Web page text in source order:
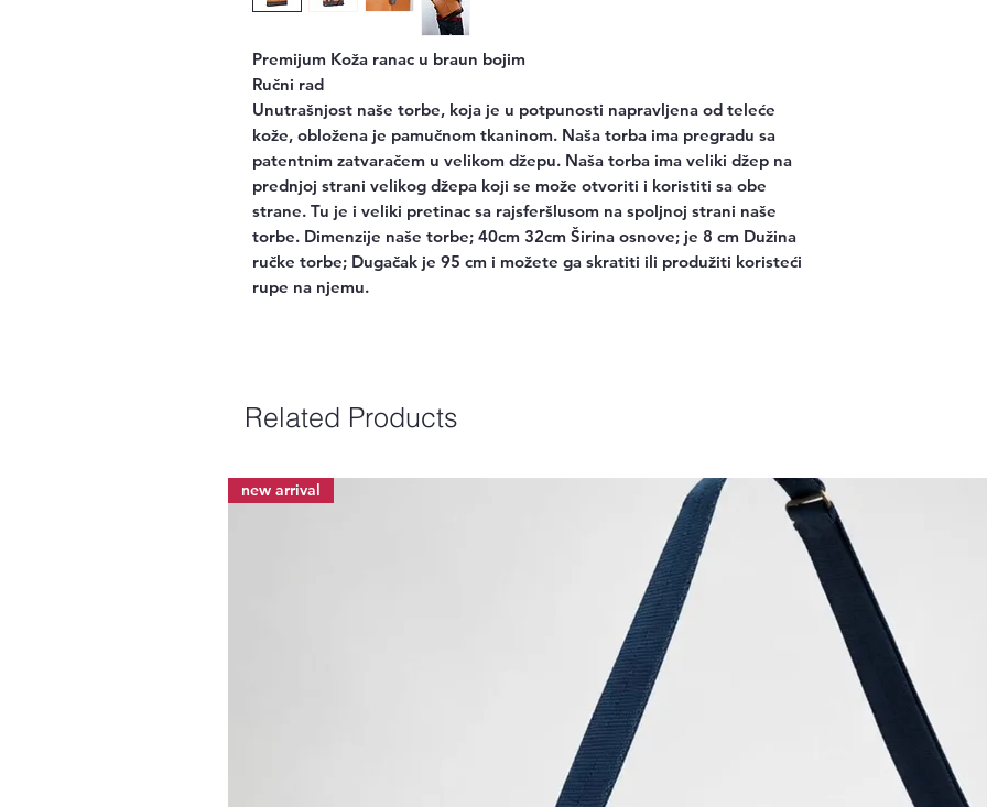
Premijum Koža ranac u braun bojim
Ručni rad
Unutrašnjost naše torbe, koja je u potpunosti napravljena od teleće
kože, obložena je pamučnom tkaninom. Naša torba ima pregradu sa
patentnim zatvaračem u velikom džepu. Naša torba ima veliki džep na
prednjoj strani velikog džepa koji se može otvoriti i koristiti sa obe
strane. Tu je i veliki pretinac sa rajsferšlusom na spoljnoj strani naše
torbe. Dimenzije naše torbe; 40cm 32cm Širina osnove; je 8 cm Dužina
ručke torbe; Dugačak je 95 cm i možete ga skratiti ili produžiti koristeći
rupe na njemu.
Related Products
new arrival